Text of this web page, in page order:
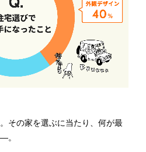
その家を選ぶに当たり、何が最
。